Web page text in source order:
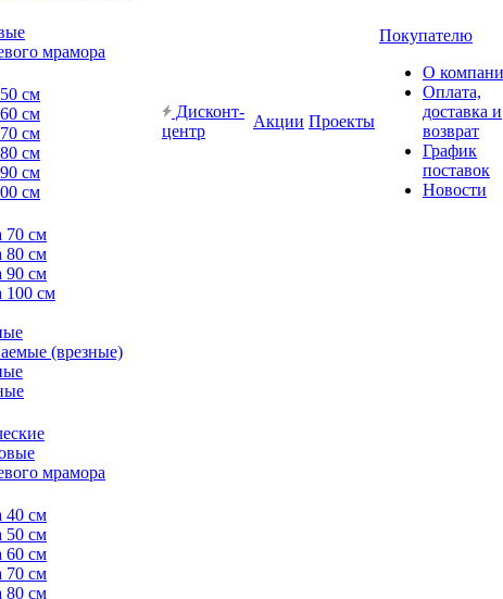
мрамора
см
см
см
см
см
см
см
см
см
см
(врезные)
мрамора
см
см
см
см
см
Дисконт-
центр
Акции Проекты
Покупателю
О
Оплата,
доставка и
возврат
График
поставок
Новости